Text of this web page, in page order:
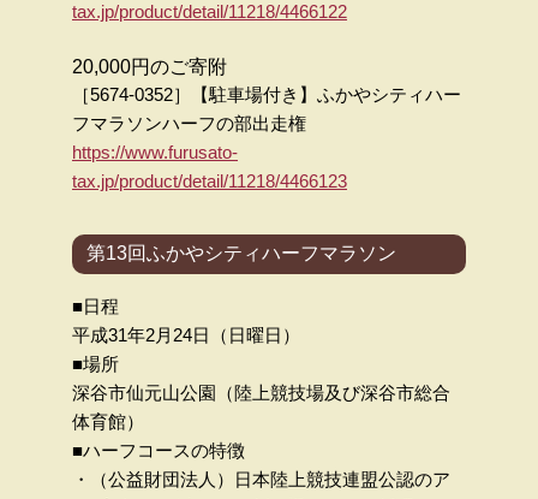
tax.jp/product/detail/11218/4466122
20,000円のご寄附
［5674-0352］【駐車場付き】ふかやシティハー
フマラソンハーフの部出走権
https://www.furusato-
tax.jp/product/detail/11218/4466123
第13回ふかやシティハーフマラソン
■日程
平成31年2月24日（日曜日）
■場所
深谷市仙元山公園（陸上競技場及び深谷市総合
体育館）
■ハーフコースの特徴
・（公益財団法人）日本陸上競技連盟公認のア